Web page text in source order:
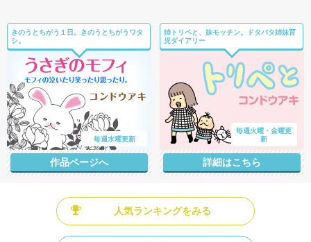
きのうとちがう１日。きのうとちがうワタ
シ。
毎週水曜更新
作品ページへ
姉トリペと、妹モッチン。ドタバタ姉妹育
児ダイアリー
毎週火曜・金曜更
新
詳細はこちら
人気ランキングをみる